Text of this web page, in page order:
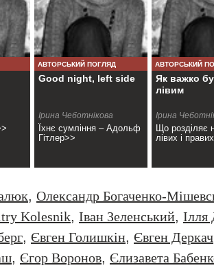
АВТОРСЬКИЙ ПОГЛЯД
Good night, left side
Ірина Чеботнікова
Їхнє сумління – Адольф
Гітлер>>
АВТОРСЬКИЙ
Як важко
лівим
Ірина
Що розділяє
лівих і
, Олександр Богаченко-
Kolesnik, Iван Зеленський, Iлля
, Євген Голишкін, Євген Деркач
, Єгор Воронов, Єлизавета